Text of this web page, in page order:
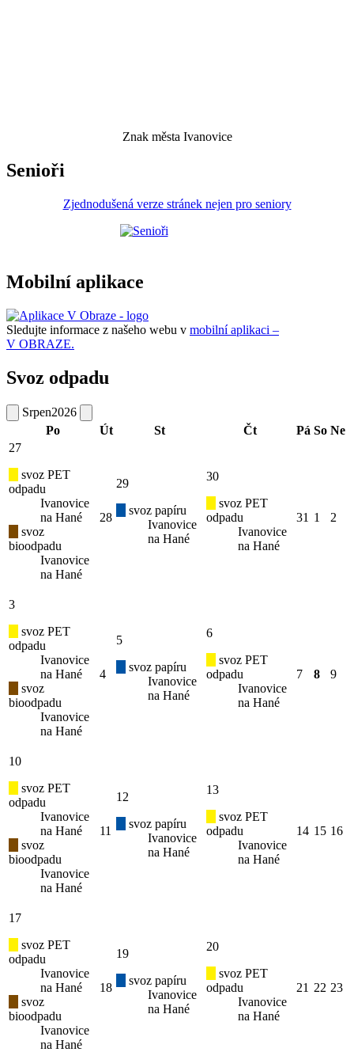
Znak města Ivanovice
Senioři
Zjednodušená verze stránek nejen pro seniory
Mobilní aplikace
Sledujte informace z našeho webu v mobilní aplikaci –
V OBRAZE.
Svoz odpadu
Srpen2026
Po
Út St Čt Pá So Ne
27
svoz PET
odpadu
Ivanovice
na Hané
svoz
bioodpadu
Ivanovice
na Hané
28
29
svoz papíru
Ivanovice
na Hané
30
svoz PET
odpadu
Ivanovice
na Hané
31 1 2
3
svoz PET
odpadu
Ivanovice
na Hané
svoz
bioodpadu
Ivanovice
na Hané
4
5
svoz papíru
Ivanovice
na Hané
6
svoz PET
odpadu
Ivanovice
na Hané
7 8 9
10
svoz PET
odpadu
Ivanovice
na Hané
svoz
bioodpadu
Ivanovice
na Hané
11
12
svoz papíru
Ivanovice
na Hané
13
svoz PET
odpadu
Ivanovice
na Hané
14 15 16
17
svoz PET
odpadu
Ivanovice
na Hané
svoz
bioodpadu
Ivanovice
na Hané
18
19
svoz papíru
Ivanovice
na Hané
20
svoz PET
odpadu
Ivanovice
na Hané
21 22 23